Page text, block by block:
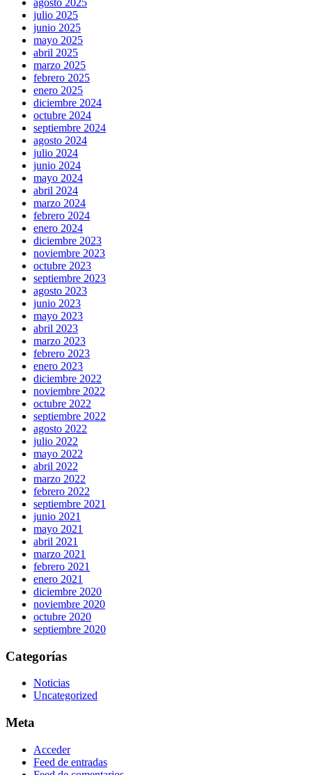
agosto 2025
julio 2025
junio 2025
mayo 2025
abril 2025
marzo 2025
febrero 2025
enero 2025
diciembre 2024
octubre 2024
septiembre 2024
agosto 2024
julio 2024
junio 2024
mayo 2024
abril 2024
marzo 2024
febrero 2024
enero 2024
diciembre 2023
noviembre 2023
octubre 2023
septiembre 2023
agosto 2023
junio 2023
mayo 2023
abril 2023
marzo 2023
febrero 2023
enero 2023
diciembre 2022
noviembre 2022
octubre 2022
septiembre 2022
agosto 2022
julio 2022
mayo 2022
abril 2022
marzo 2022
febrero 2022
septiembre 2021
junio 2021
mayo 2021
abril 2021
marzo 2021
febrero 2021
enero 2021
diciembre 2020
noviembre 2020
octubre 2020
septiembre 2020
Categorías
Noticias
Uncategorized
Meta
Acceder
Feed de entradas